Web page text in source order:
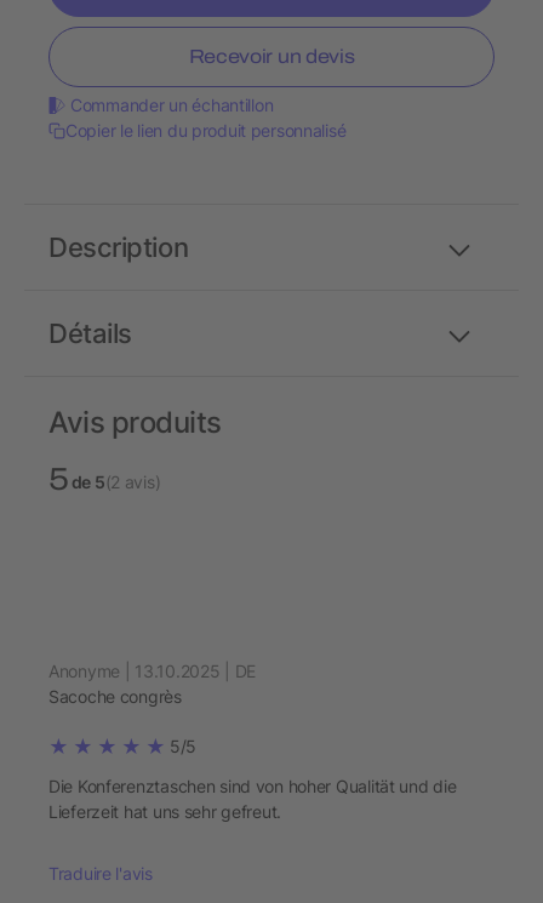
Recevoir un devis
Commander un échantillon
Copier le lien du produit personnalisé
Détails
Description
Avis produits
5de 5(2 avis)
Anonyme | 13.10.2025 | DE
Sacoche congrès
5/5
Die Konferenztaschen sind von hoher Qualität und die
Lieferzeit hat uns sehr gefreut.
Traduire l'avis